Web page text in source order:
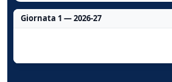
Giornata 1 — 2026-27